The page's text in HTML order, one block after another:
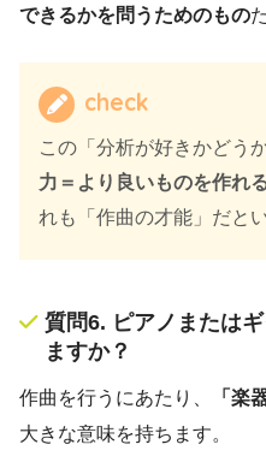
できるかを問うためのもの
check
この「分析が好きかどう
力＝より良いものを作れる
れも「作曲の才能」だと
質問6. ピアノまたは
ますか？
作曲を行うにあたり、 「楽
大きな意味を持ちます。